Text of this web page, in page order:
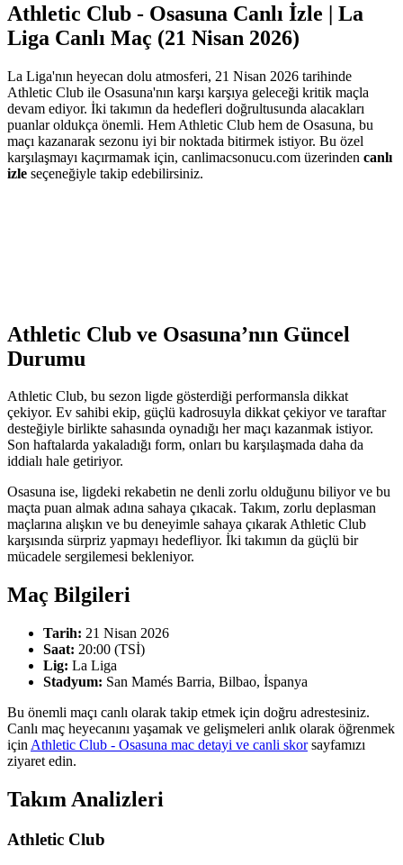
Athletic Club - Osasuna Canlı İzle | La
Liga Canlı Maç (21 Nisan 2026)
La Liga'nın heyecan dolu atmosferi, 21 Nisan 2026 tarihinde
Athletic Club ile Osasuna'nın karşı karşıya geleceği kritik maçla
devam ediyor. İki takımın da hedefleri doğrultusunda alacakları
puanlar oldukça önemli. Hem Athletic Club hem de Osasuna, bu
maçı kazanarak sezonu iyi bir noktada bitirmek istiyor. Bu özel
karşılaşmayı kaçırmamak için, canlimacsonucu.com üzerinden canlı
izle seçeneğiyle takip edebilirsiniz.
Athletic Club ve Osasuna’nın Güncel
Durumu
Athletic Club, bu sezon ligde gösterdiği performansla dikkat
çekiyor. Ev sahibi ekip, güçlü kadrosuyla dikkat çekiyor ve taraftar
desteğiyle birlikte sahasında oynadığı her maçı kazanmak istiyor.
Son haftalarda yakaladığı form, onları bu karşılaşmada daha da
iddialı hale getiriyor.
Osasuna ise, ligdeki rekabetin ne denli zorlu olduğunu biliyor ve bu
maçta puan almak adına sahaya çıkacak. Takım, zorlu deplasman
maçlarına alışkın ve bu deneyimle sahaya çıkarak Athletic Club
karşısında sürpriz yapmayı hedefliyor. İki takımın da güçlü bir
mücadele sergilemesi bekleniyor.
Maç Bilgileri
Tarih: 21 Nisan 2026
Saat: 20:00 (TSİ)
Lig: La Liga
Stadyum: San Mamés Barria, Bilbao, İspanya
Bu önemli maçı canlı olarak takip etmek için doğru adrestesiniz.
Canlı maç heyecanını yaşamak ve gelişmeleri anlık olarak öğrenmek
için Athletic Club - Osasuna mac detayi ve canli skorsayfamızı
ziyaret edin.
Takım Analizleri
Athletic Club